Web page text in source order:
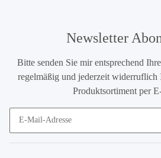
Newsletter
Bitte senden Sie mir entsprechend
regelmäßig und jederzeit widerruflich
Produktsortiment per